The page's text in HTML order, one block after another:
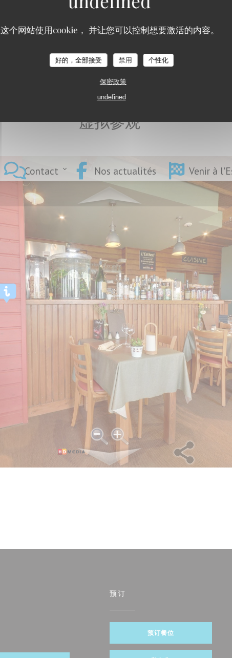
这个网站使用cookie， 并让您可以控制想要激活的内容。
好的，全部接受 禁用 个性化
保密政策
undefined
虚拟参观
预订
预订餐位